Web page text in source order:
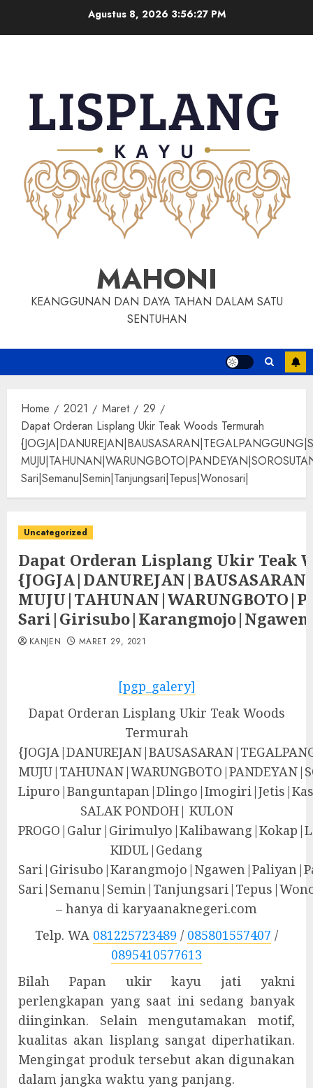
Agustus 8, 2026 3:56:28 PM
MAHONI
KEANGGUNAN DAN DAYA TAHAN DALAM SATU
SENTUHAN
Home 2021 Maret
29
Dapat Orderan Lisplang Ukir Teak Woods Termurah
Sari|Semanu|Semin|Tanjungsari|Tepus|Wonosari|
Uncategorized
Dapat Orderan Lisplang Ukir Teak
KANJEN MARET 29, 2021
[pgp_galery]
Dapat Orderan Lisplang Ukir Teak Woods
Termurah
SALAK PONDOH| KULON
KIDUL|Gedang
– hanya di karyaanaknegeri.com
Telp. WA 081225723489 / 085801557407 /
0895410577613
Bilah Papan ukir kayu jati yakni
perlengkapan yang saat ini sedang banyak
diinginkan. Selain mengutamakan motif,
kualitas akan lisplang sangat diperhatikan.
Mengingat produk tersebut akan digunakan
dalam jangka waktu yang panjang.